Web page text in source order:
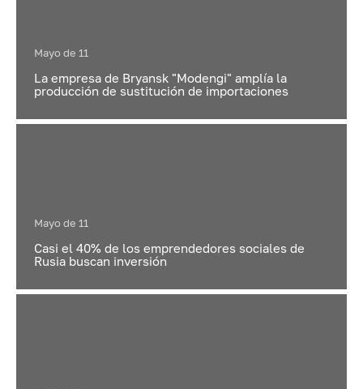
Mayo de 11
La empresa de Bryansk "Modengi" amplía la
producción de sustitución de importaciones
Mayo de 11
Casi el 40% de los emprendedores sociales de
Rusia buscan inversión